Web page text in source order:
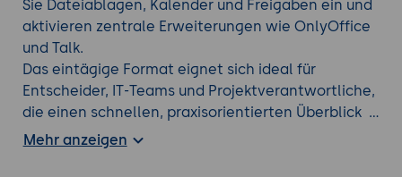
Sie Dateiablagen, Kalender und Freigaben ein und
aktivieren zentrale Erweiterungen wie OnlyOffice
und Talk.
Das eintägige Format eignet sich ideal für
Entscheider, IT-Teams und Projektverantwortliche,
die einen schnellen, praxisorientierten Überblick
über die Potenziale von Nextcloud gewinnen
Mehr anzeigen